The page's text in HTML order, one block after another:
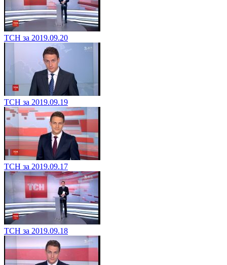
ТСН за 2019.09.20
ТСН за 2019.09.19
ТСН за 2019.09.17
ТСН за 2019.09.18